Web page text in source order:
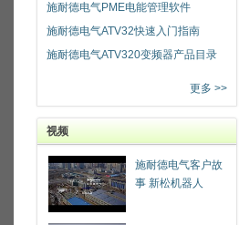
施耐德电气PME电能管理软件
施耐德电气ATV32快速入门指南
施耐德电气ATV320变频器产品目录
更多 >>
视频
施耐德电气客户故
事 新松机器人